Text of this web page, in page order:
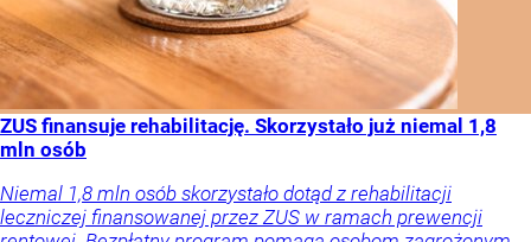
ZUS finansuje rehabilitację. Skorzystało już niemal 1,8
mln osób
Niemal 1,8 mln osób skorzystało dotąd z rehabilitacji
leczniczej finansowanej przez ZUS w ramach prewencji